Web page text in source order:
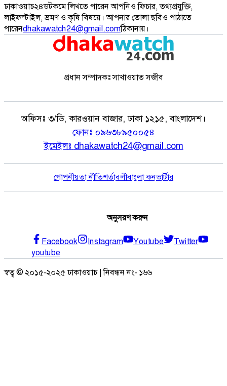
ঢাকাওয়াচ২৪ডটকমে লিখতে পারেন আপনিও ফিচার, তথ্যপ্রযুক্তি,
লাইফস্টাইল, ভ্রমণ ও কৃষি বিষয়ে। আপনার তোলা ছবিও পাঠাতে
পারেনdhakawatch24@gmail.comঠিকানায়।
প্রধান সম্পাদকঃ সাখাওয়াত সজীব
অফিসঃ ৩/ডি, কারওয়ান বাজার, ঢাকা ১২১৫, বাংলাদেশ।
ফোনঃ ০৯৬৩৮৯৫০০৫৪
ইমেইলঃ dhakawatch24@gmail.com
গোপনীয়তা নীতিশর্তাবলীবাংলা কনভার্টার
অনুসরণ করুন
Facebook Instagram Youtube
Twitter
youtube
স্বত্ব © ২০১৫-২০২৫ ঢাকাওয়াচ | নিবন্ধন নং- ১৬৬